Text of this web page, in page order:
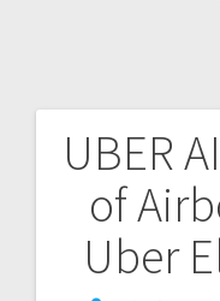
UBER
of
Uber
записям